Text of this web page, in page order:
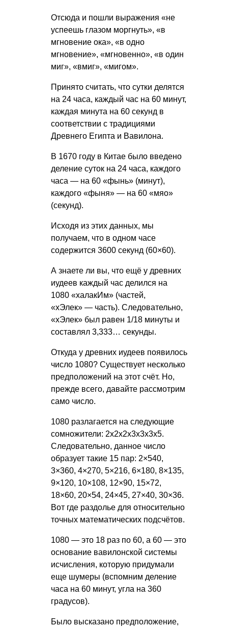
Отсюда и пошли выражения «не
успеешь глазом моргнуть», «в
мгновение ока», «в одно
мгновение», «мгновенно», «в один
миг», «вмиг», «мигом».
Принято считать, что сутки делятся
на 24 часа, каждый час на 60 минут,
каждая минута на 60 секунд в
соответствии с традициями
Древнего Египта и Вавилона.
В 1670 году в Китае было введено
деление суток на 24 часа, каждого
часа — на 60 «фынь» (минут),
каждого «фыня» — на 60 «мяо»
(секунд).
Исходя из этих данных, мы
получаем, что в одном часе
содержится 3600 секунд (60×60).
А знаете ли вы, что ещё у древних
иудеев каждый час делился на
1080 «халакИм» (частей,
«хЭлек» — часть). Следовательно,
«хЭлек» был равен 1/18 минуты и
составлял 3,333… секунды.
Откуда у древних иудеев появилось
число 1080? Существует несколько
предположений на этот счёт. Но,
прежде всего, давайте рассмотрим
само число.
1080 разлагается на следующие
сомножители: 2x2x2x3x3x3x5.
Следовательно, данное число
образует такие 15 пар: 2×540,
3×360, 4×270, 5×216, 6×180, 8×135,
9×120, 10×108, 12×90, 15×72,
18×60, 20×54, 24×45, 27×40, 30×36.
Вот где раздолье для относительно
точных математических подсчётов.
1080 — это 18 раз по 60, а 60 — это
основание вавилонской системы
исчисления, которую придумали
еще шумеры (вспомним деление
часа на 60 минут, угла на 360
градусов).
Было высказано предположение,